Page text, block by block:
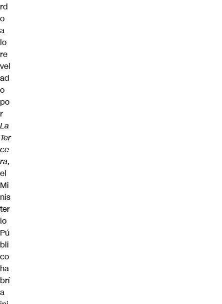
rd
o
a
lo
re
vel
ad
o
po
r
La
Ter
ce
ra,
el
Mi
nis
ter
io
Pú
bli
co
ha
brí
a